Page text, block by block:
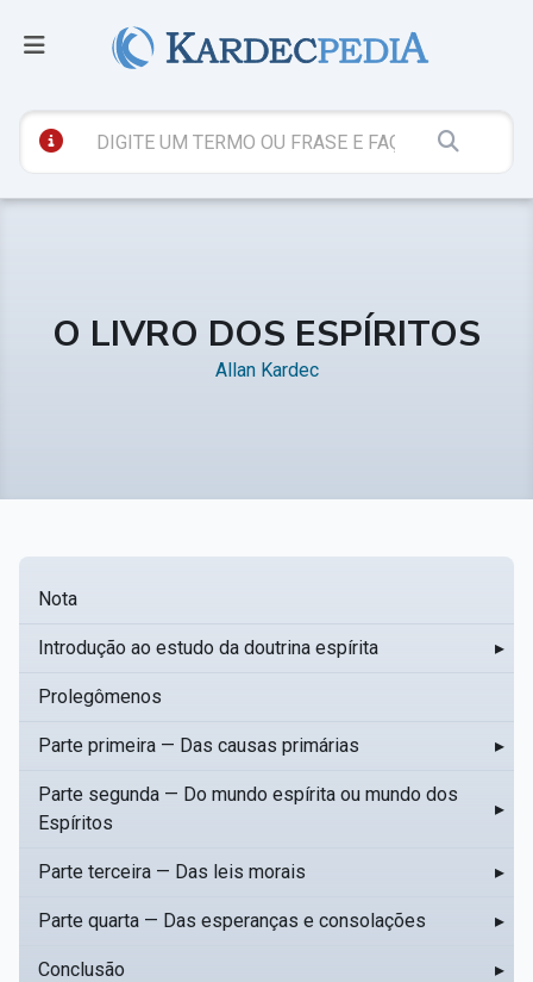
O LIVRO DOS ESPÍRITOS
Allan Kardec
Nota
Introdução ao estudo da doutrina espírita ▸
Prolegômenos
Parte primeira — Das causas primárias ▸
Parte segunda — Do mundo espírita ou mundo dos
Espíritos
▸
Parte terceira — Das leis morais ▸
Parte quarta — Das esperanças e consolações ▸
Conclusão ▸